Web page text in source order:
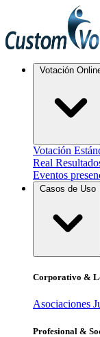
Votación
Votación
Real
Eventos
Casos de Uso
Corporativo &
Asociaciones
Profesional &